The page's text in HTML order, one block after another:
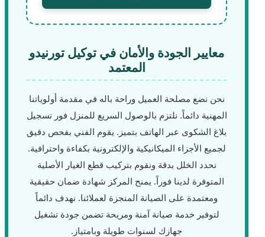
معايير الجودة والأمان في توكيل تورنيدو
المعتمد
نحن نضع مصلحة العميل وراحة باله في مقدمة أولوياتنا
المهنية دائماً. نلتزم بالوصول السريع للمنزل فور تسجيل
بلاغ الشكوى عبر الهاتف بتميز. يقوم الفني بفحص دقيق
لجميع الأجزاء الميكانيكية والإلكترونية بكفاءة واحترافية.
نحدد الخلل بدقة ونقوم بتركيب قطع الغيار الأصلية
المتوفرة لدينا فوراً. يمنح المركز شهادة ضمان حقيقية
ومعتمدة على الصيانة المنجزة لعملائنا. نهدف دائماً
لتوفير خدمة صيانة آمنة ومريحة تضمن جودة تشغيل
جهازك لسنوات طويلة وبامتياز.